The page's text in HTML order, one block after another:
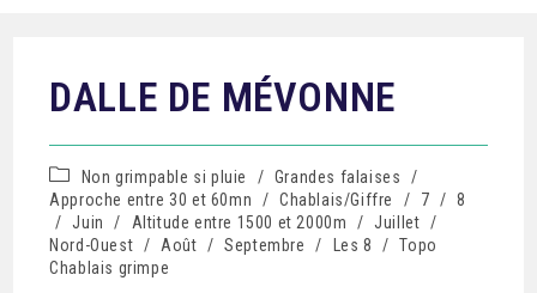
DALLE DE MÉVONNE
Non grimpable si pluie / Grandes falaises
/
Approche entre 30 et 60mn
/ Chablais/Giffre / 7 / 8
/ Juin / Altitude entre 1500 et 2000m / Juillet /
Nord-Ouest / Août / Septembre / Les 8 / Topo
Chablais grimpe